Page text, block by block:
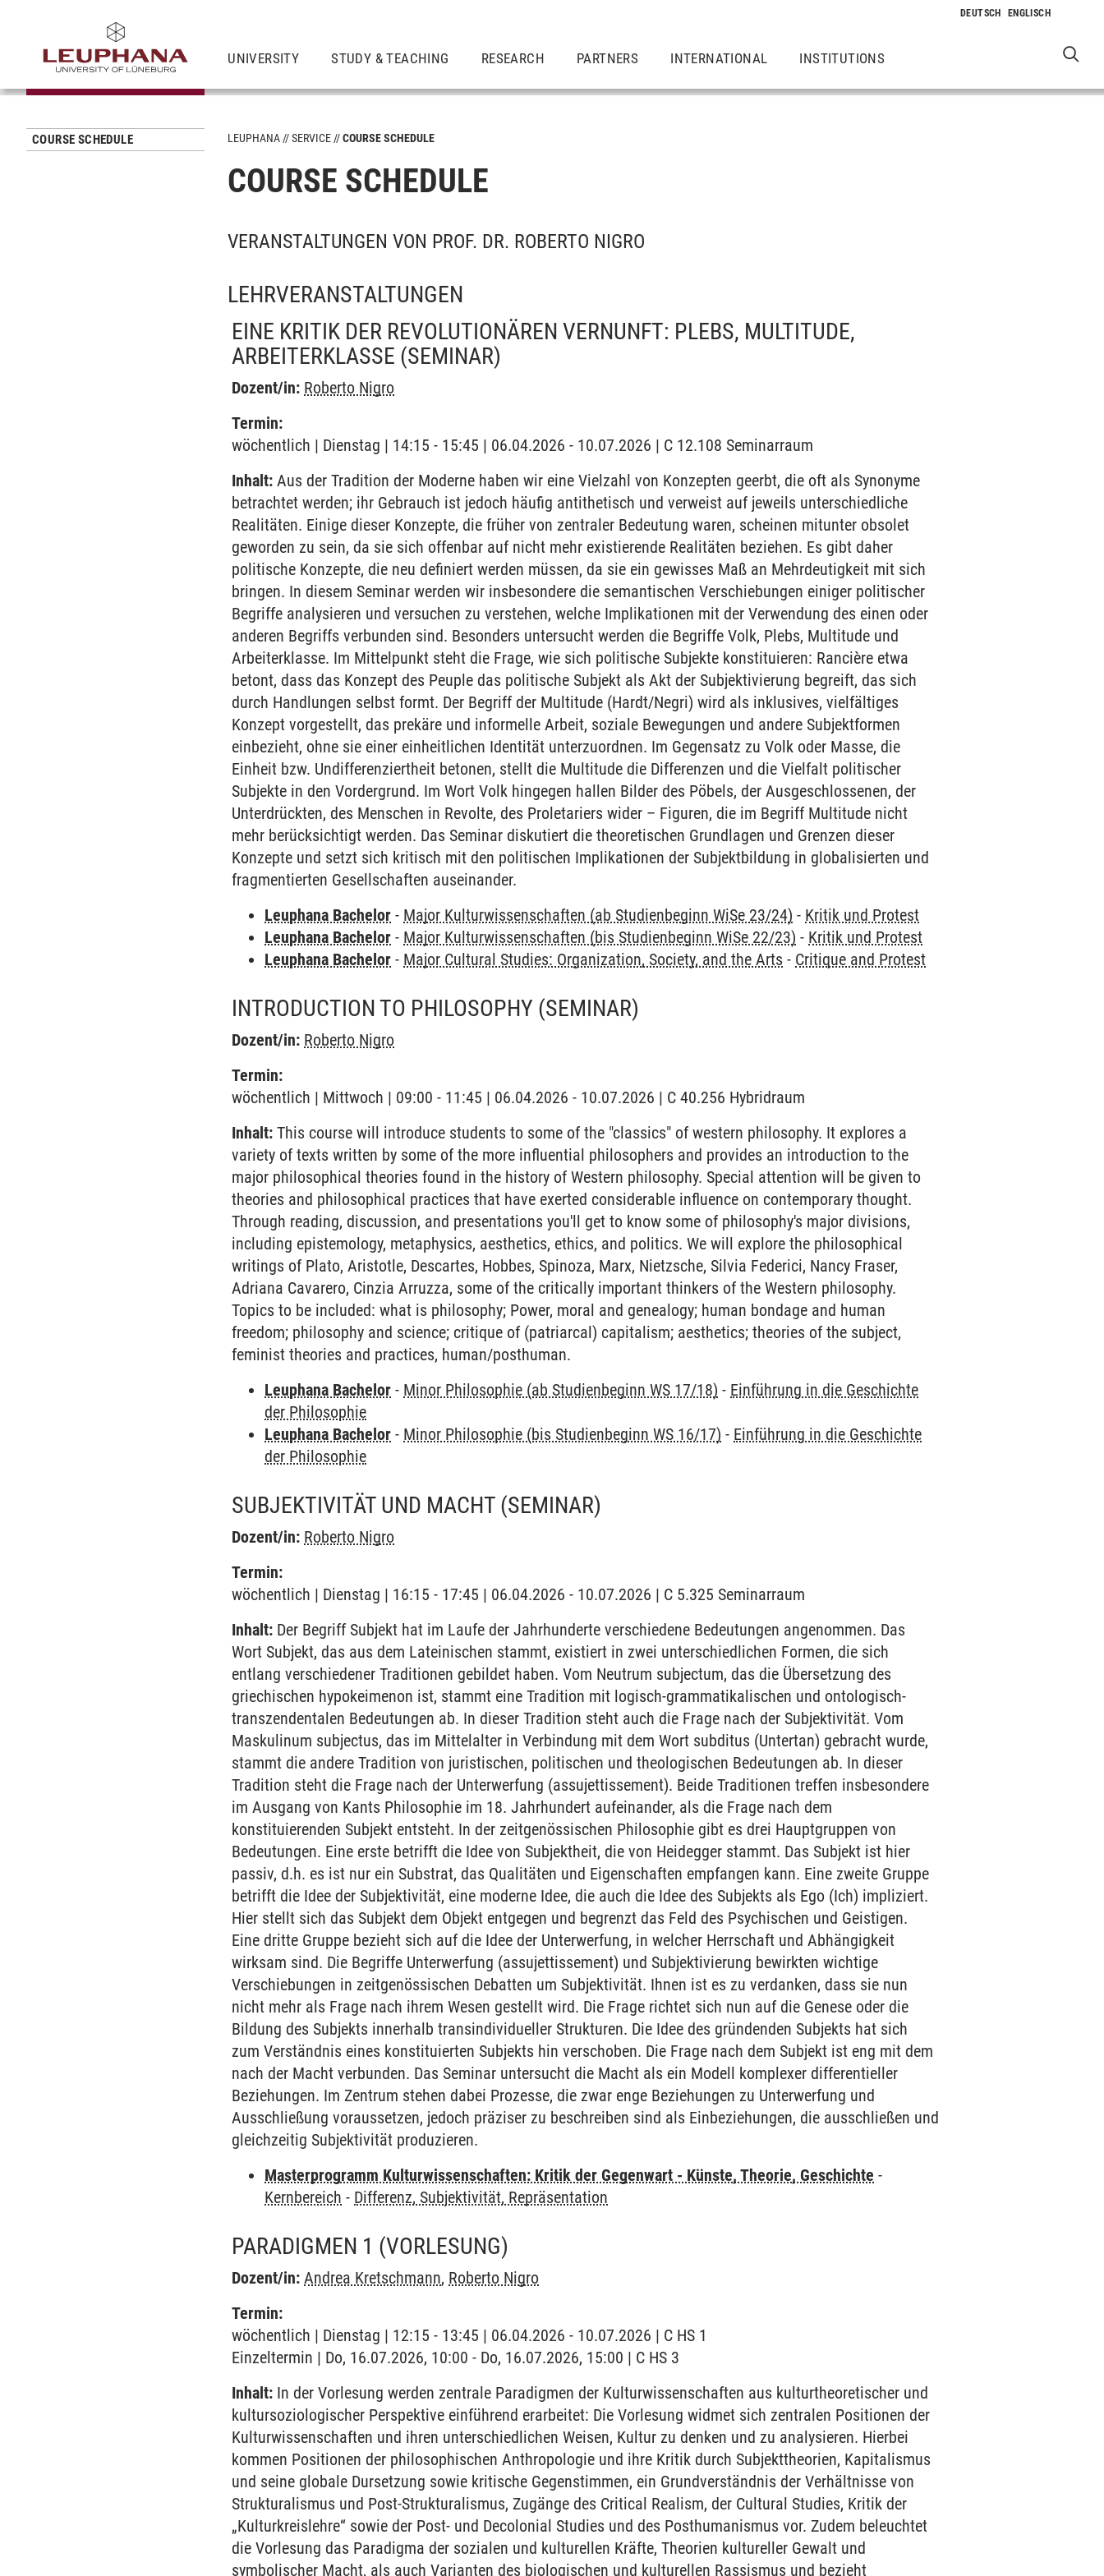
UNIVERSITY STUDY & TEACHING RESEARCH PARTNERS INTERNATIONAL INSTITUTIONS
COURSE SCHEDULE LEUPHANA SERVICE COURSE SCHEDULE
COURSE SCHEDULE
VERANSTALTUNGEN VON PROF. DR. ROBERTO NIGRO
LEHRVERANSTALTUNGEN
EINE KRITIK DER REVOLUTIONÄREN VERNUNFT: PLEBS, MULTITUDE,
ARBEITERKLASSE (SEMINAR)
Dozent/in: Roberto Nigro
Termin:
wöchentlich | Dienstag | 14:15 - 15:45 | 06.04.2026 - 10.07.2026 | C 12.108 Seminarraum
Inhalt: Aus der Tradition der Moderne haben wir eine Vielzahl von Konzepten geerbt, die oft als Synonyme
betrachtet werden; ihr Gebrauch ist jedoch häufig antithetisch und verweist auf jeweils unterschiedliche
Realitäten. Einige dieser Konzepte, die früher von zentraler Bedeutung waren, scheinen mitunter obsolet
geworden zu sein, da sie sich offenbar auf nicht mehr existierende Realitäten beziehen. Es gibt daher
politische Konzepte, die neu definiert werden müssen, da sie ein gewisses Maß an Mehrdeutigkeit mit sich
bringen. In diesem Seminar werden wir insbesondere die semantischen Verschiebungen einiger politischer
Begriffe analysieren und versuchen zu verstehen, welche Implikationen mit der Verwendung des einen oder
anderen Begriffs verbunden sind. Besonders untersucht werden die Begriffe Volk, Plebs, Multitude und
Arbeiterklasse. Im Mittelpunkt steht die Frage, wie sich politische Subjekte konstituieren: Rancière etwa
betont, dass das Konzept des Peuple das politische Subjekt als Akt der Subjektivierung begreift, das sich
durch Handlungen selbst formt. Der Begriff der Multitude (Hardt/Negri) wird als inklusives, vielfältiges
Konzept vorgestellt, das prekäre und informelle Arbeit, soziale Bewegungen und andere Subjektformen
einbezieht, ohne sie einer einheitlichen Identität unterzuordnen. Im Gegensatz zu Volk oder Masse, die
Einheit bzw. Undifferenziertheit betonen, stellt die Multitude die Differenzen und die Vielfalt politischer
Subjekte in den Vordergrund. Im Wort Volk hingegen hallen Bilder des Pöbels, der Ausgeschlossenen, der
Unterdrückten, des Menschen in Revolte, des Proletariers wider – Figuren, die im Begriff Multitude nicht
mehr berücksichtigt werden. Das Seminar diskutiert die theoretischen Grundlagen und Grenzen dieser
Konzepte und setzt sich kritisch mit den politischen Implikationen der Subjektbildung in globalisierten und
fragmentierten Gesellschaften auseinander.
Leuphana Bachelor - Major Kulturwissenschaften (ab Studienbeginn WiSe 23/24) - Kritik und Protest
Leuphana Bachelor - Major Kulturwissenschaften (bis Studienbeginn WiSe 22/23) - Kritik und Protest
Leuphana Bachelor - Major Cultural Studies: Organization, Society, and the Arts - Critique and Protest
INTRODUCTION TO PHILOSOPHY (SEMINAR)
Dozent/in: Roberto Nigro
Termin:
wöchentlich | Mittwoch | 09:00 - 11:45 | 06.04.2026 - 10.07.2026 | C 40.256 Hybridraum
Inhalt: This course will introduce students to some of the "classics" of western philosophy. It explores a
variety of texts written by some of the more influential philosophers and provides an introduction to the
major philosophical theories found in the history of Western philosophy. Special attention will be given to
theories and philosophical practices that have exerted considerable influence on contemporary thought.
Through reading, discussion, and presentations you'll get to know some of philosophy's major divisions,
including epistemology, metaphysics, aesthetics, ethics, and politics. We will explore the philosophical
writings of Plato, Aristotle, Descartes, Hobbes, Spinoza, Marx, Nietzsche, Silvia Federici, Nancy Fraser,
Adriana Cavarero, Cinzia Arruzza, some of the critically important thinkers of the Western philosophy.
Topics to be included: what is philosophy; Power, moral and genealogy; human bondage and human
freedom; philosophy and science; critique of (patriarcal) capitalism; aesthetics; theories of the subject,
feminist theories and practices, human/posthuman.
Leuphana Bachelor - Minor Philosophie (ab Studienbeginn WS 17/18) - Einführung in die Geschichte
der Philosophie
Leuphana Bachelor - Minor Philosophie (bis Studienbeginn WS 16/17) - Einführung in die Geschichte
der Philosophie
SUBJEKTIVITÄT UND MACHT (SEMINAR)
Dozent/in: Roberto Nigro
Termin:
wöchentlich | Dienstag | 16:15 - 17:45 | 06.04.2026 - 10.07.2026 | C 5.325 Seminarraum
Inhalt: Der Begriff Subjekt hat im Laufe der Jahrhunderte verschiedene Bedeutungen angenommen. Das
Wort Subjekt, das aus dem Lateinischen stammt, existiert in zwei unterschiedlichen Formen, die sich
entlang verschiedener Traditionen gebildet haben. Vom Neutrum subjectum, das die Übersetzung des
griechischen hypokeimenon ist, stammt eine Tradition mit logisch-grammatikalischen und ontologisch-
transzendentalen Bedeutungen ab. In dieser Tradition steht auch die Frage nach der Subjektivität. Vom
Maskulinum subjectus, das im Mittelalter in Verbindung mit dem Wort subditus (Untertan) gebracht wurde,
stammt die andere Tradition von juristischen, politischen und theologischen Bedeutungen ab. In dieser
Tradition steht die Frage nach der Unterwerfung (assujettissement). Beide Traditionen treffen insbesondere
im Ausgang von Kants Philosophie im 18. Jahrhundert aufeinander, als die Frage nach dem
konstituierenden Subjekt entsteht. In der zeitgenössischen Philosophie gibt es drei Hauptgruppen von
Bedeutungen. Eine erste betrifft die Idee von Subjektheit, die von Heidegger stammt. Das Subjekt ist hier
passiv, d.h. es ist nur ein Substrat, das Qualitäten und Eigenschaften empfangen kann. Eine zweite Gruppe
betrifft die Idee der Subjektivität, eine moderne Idee, die auch die Idee des Subjekts als Ego (Ich) impliziert.
Hier stellt sich das Subjekt dem Objekt entgegen und begrenzt das Feld des Psychischen und Geistigen.
Eine dritte Gruppe bezieht sich auf die Idee der Unterwerfung, in welcher Herrschaft und Abhängigkeit
wirksam sind. Die Begriffe Unterwerfung (assujettissement) und Subjektivierung bewirkten wichtige
Verschiebungen in zeitgenössischen Debatten um Subjektivität. Ihnen ist es zu verdanken, dass sie nun
nicht mehr als Frage nach ihrem Wesen gestellt wird. Die Frage richtet sich nun auf die Genese oder die
Bildung des Subjekts innerhalb transindividueller Strukturen. Die Idee des gründenden Subjekts hat sich
zum Verständnis eines konstituierten Subjekts hin verschoben. Die Frage nach dem Subjekt ist eng mit dem
nach der Macht verbunden. Das Seminar untersucht die Macht als ein Modell komplexer differentieller
Beziehungen. Im Zentrum stehen dabei Prozesse, die zwar enge Beziehungen zu Unterwerfung und
Ausschließung voraussetzen, jedoch präziser zu beschreiben sind als Einbeziehungen, die ausschließen und
gleichzeitig Subjektivität produzieren.
Masterprogramm Kulturwissenschaften: Kritik der Gegenwart - Künste, Theorie, Geschichte -
Kernbereich - Differenz, Subjektivität, Repräsentation
PARADIGMEN 1 (VORLESUNG)
Dozent/in: Andrea Kretschmann, Roberto Nigro
Termin:
wöchentlich | Dienstag | 12:15 - 13:45 | 06.04.2026 - 10.07.2026 | C HS 1
Einzeltermin | Do, 16.07.2026, 10:00 - Do, 16.07.2026, 15:00 | C HS 3
Inhalt: In der Vorlesung werden zentrale Paradigmen der Kulturwissenschaften aus kulturtheoretischer und
kultursoziologischer Perspektive einführend erarbeitet: Die Vorlesung widmet sich zentralen Positionen der
Kulturwissenschaften und ihren unterschiedlichen Weisen, Kultur zu denken und zu analysieren. Hierbei
kommen Positionen der philosophischen Anthropologie und ihre Kritik durch Subjekttheorien, Kapitalismus
und seine globale Dursetzung sowie kritische Gegenstimmen, ein Grundverständnis der Verhältnisse von
Strukturalismus und Post-Strukturalismus, Zugänge des Critical Realism, der Cultural Studies, Kritik der
„Kulturkreislehre“ sowie der Post- und Decolonial Studies und des Posthumanismus vor. Zudem beleuchtet
die Vorlesung das Paradigma der sozialen und kulturellen Kräfte, Theorien kultureller Gewalt und
symbolischer Macht, als auch Varianten des biologischen und kulturellen Rassismus und bezieht